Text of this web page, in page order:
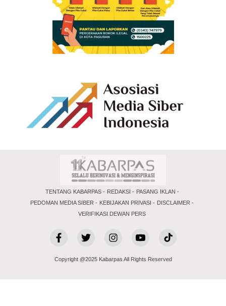
TENTANG KABARPAS REDAKSI
PASANG IKLAN
PEDOMAN MEDIA SIBER
KEBIJAKAN PRIVASI
DISCLAIMER
VERIFIKASI DEWAN PERS
Copyright @2025 Kabarpas All Rights Reserved